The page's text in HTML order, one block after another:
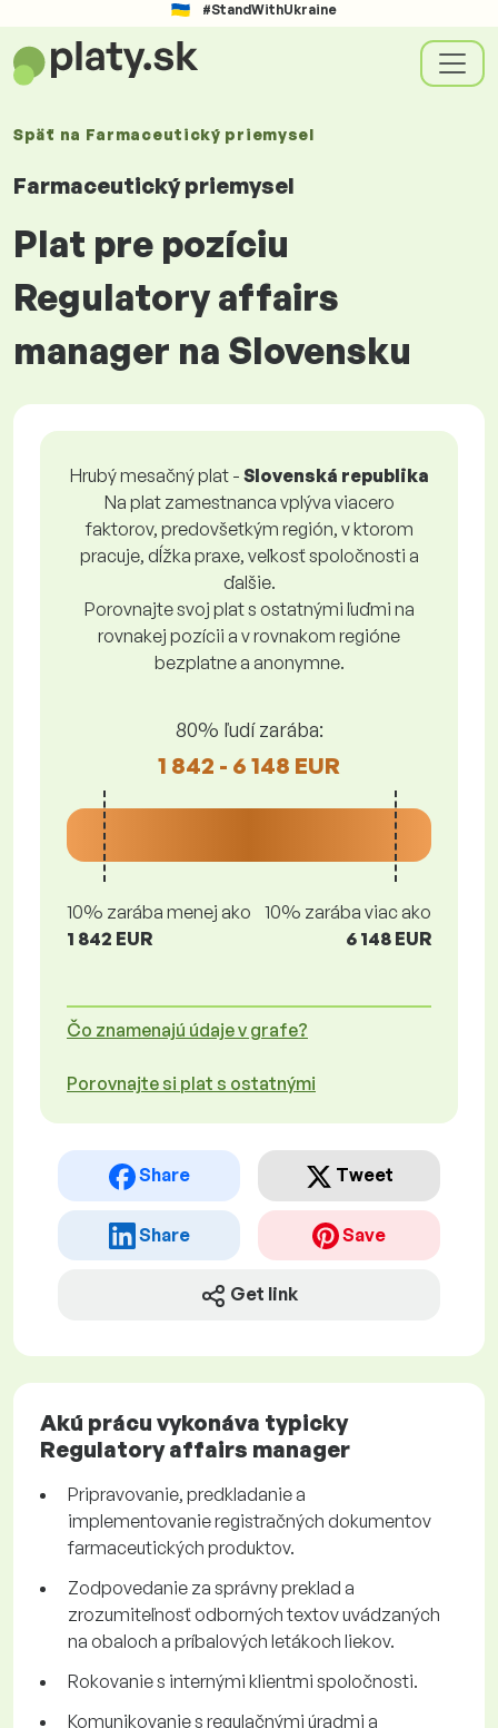
#StandWithUkraine
Späť na Farmaceutický priemysel
Farmaceutický priemysel
Plat pre pozíciu
Regulatory affairs
manager na Slovensku
Hrubý mesačný plat - Slovenská republika
Na plat zamestnanca vplýva viacero
faktorov, predovšetkým región, v ktorom
pracuje, dĺžka praxe, veľkosť spoločnosti a
ďalšie.
Porovnajte svoj plat s ostatnými ľuďmi na
rovnakej pozícii a v rovnakom regióne
bezplatne a anonymne.
80% ľudí zarába:
1 842 - 6 148 EUR
10% zarába menej ako
1 842 EUR
10% zarába viac ako
6 148 EUR
Čo znamenajú údaje v grafe?
Porovnajte si plat s ostatnými
Share Tweet
Share Save
Get link
Akú prácu vykonáva typicky
Regulatory affairs manager
Pripravovanie, predkladanie a
implementovanie registračných dokumentov
farmaceutických produktov.
Zodpovedanie za správny preklad a
zrozumiteľnosť odborných textov uvádzaných
na obaloch a príbalových letákoch liekov.
Rokovanie s internými klientmi spoločnosti.
Komunikovanie s regulačnými úradmi a